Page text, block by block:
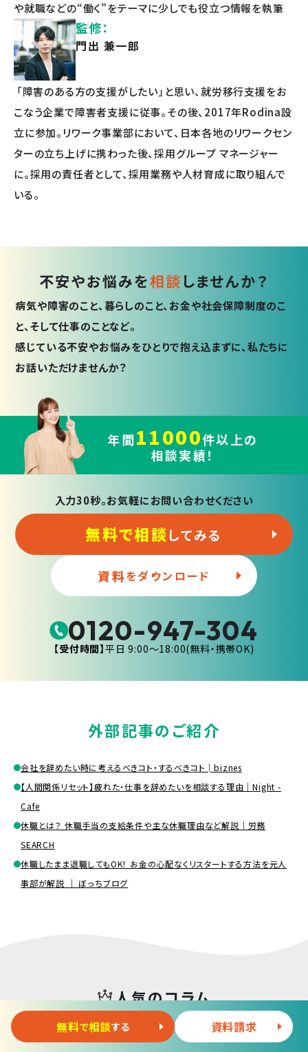
や就職などの“働く”をテーマに少しでも役立つ情報を執筆
監修：
門出 兼一郎
「障害のある方の支援がしたい」と思い、就労移行支援をお
こなう企業で障害者支援に従事。その後、2017年Rodina設
立に参加。リワーク事業部において、日本各地のリワークセン
ターの立ち上げに携わった後、採用グループ マネージャー
に。採用の責任者として、採用業務や人材育成に取り組んで
いる。
不安やお悩みを相談 しませんか？
病気や障害のこと、暮らしのこと、お金や社会保障制度のこ
と、そして仕事のことなど。
感じている不安やお悩みをひとりで抱え込まずに、私たちに
お話いただけませんか？
年間11000件以上の
相談実績！
入力30秒。お気軽にお問い合わせください
無料で相談してみる
資料をダウンロード
0120-947-304
【受付時間】平日 9:00〜18:00(無料・携帯OK)
外部記事のご紹介
会社を辞めたい時に考えるべきコト・するべきコト│biznes
【人間関係リセット】疲れた・仕事を辞めたいを相談する理由｜Night -
Cafe
休職とは？ 休職手当の支給条件や主な休職理由など解説｜労務
SEARCH
休職したまま退職してもOK！ お金の心配なくリスタートする方法を元人
事部が解説 ｜ ぼっちブログ
人気のコラム
2025/07/16無料で相談する 資料請求